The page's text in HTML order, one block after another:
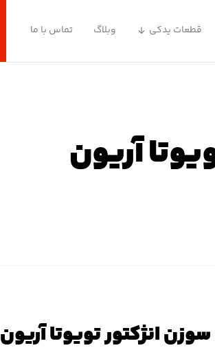
قطعات یدکی وبلاگ تماس با ما
آریون
سوزن انژکتور تویوتا آریون